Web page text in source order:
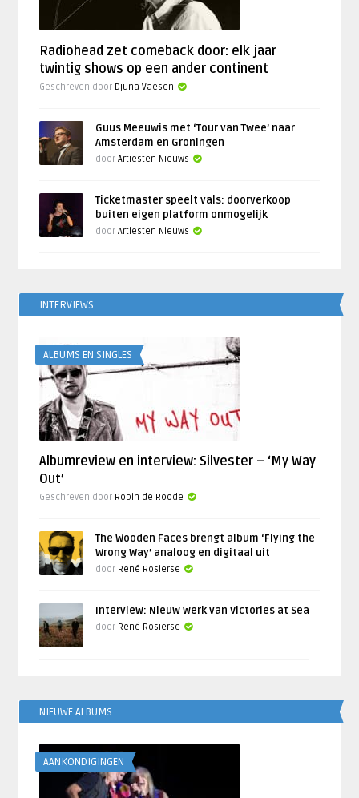
Radiohead zet comeback door: elk jaar
twintig shows op een ander continent
Geschreven door Djuna Vaesen
Guus Meeuwis met ‘Tour van Twee’ naar
Amsterdam en Groningen
doorArtiesten Nieuws
Ticketmaster speelt vals: doorverkoop
buiten eigen platform onmogelijk
doorArtiesten Nieuws
INTERVIEWS
ALBUMS EN SINGLES
Albumreview en interview: Silvester – ‘My Way
Out’
Geschreven door Robin de Roode
The Wooden Faces brengt album ‘Flying the
Wrong Way’ analoog en digitaal uit
door René Rosierse
Interview: Nieuw werk van Victories at Sea
door René Rosierse
NIEUWE ALBUMS
AANKONDIGINGEN